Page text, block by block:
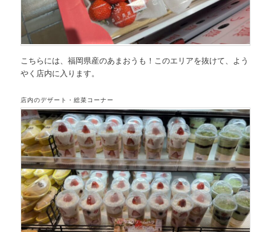
こちらには、福岡県産のあまおうも！このエリアを抜けて、よう
やく店内に入ります。
店内のデザート・総菜コーナー